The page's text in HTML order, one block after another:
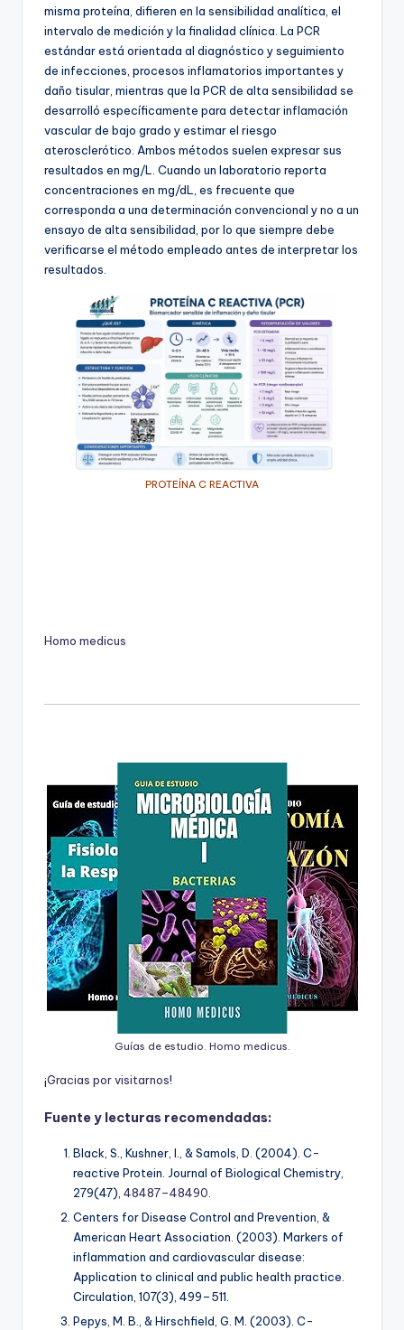
misma proteína, difieren en la sensibilidad analítica, el
intervalo de medición y la finalidad clínica. La PCR
estándar está orientada al diagnóstico y seguimiento
de infecciones, procesos inflamatorios importantes y
daño tisular, mientras que la PCR de alta sensibilidad se
desarrolló específicamente para detectar inflamación
vascular de bajo grado y estimar el riesgo
aterosclerótico. Ambos métodos suelen expresar sus
resultados en mg/L. Cuando un laboratorio reporta
concentraciones en mg/dL, es frecuente que
corresponda a una determinación convencional y no a un
ensayo de alta sensibilidad, por lo que siempre debe
verificarse el método empleado antes de interpretar los
resultados.
PROTEÍNA C REACTIVA
Homo medicus
Guías de estudio. Homo medicus.
¡Gracias porvisitarnos!
Fuente y lecturas recomendadas:
Black, S., Kushner, I., & Samols, D. (2004). C-
reactive Protein. Journal of Biological Chemistry,
279(47), 48487–48490
Centers for Disease Control and Prevention, &
American Heart Association. (2003). Markers of
inflammation and cardiovascular disease:
Application to clinical and public health practice.
Circulation, 107(3), 499–511.
Pepys, M. B., & Hirschfield, G. M. (2003). C-